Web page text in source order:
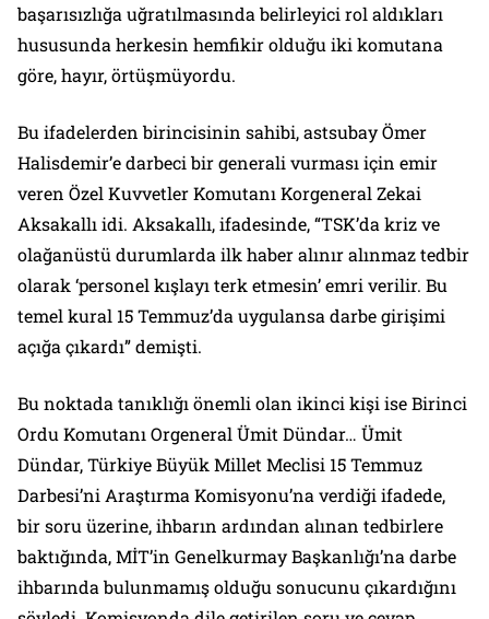
başarısızlığa uğratılmasında belirleyici rol aldıkları
hususunda herkesin hemfikir olduğu iki komutana
göre, hayır, örtüşmüyordu.
Bu ifadelerden birincisinin sahibi, astsubay Ömer
Halisdemir’e darbeci bir generali vurması için emir
veren Özel Kuvvetler Komutanı Korgeneral Zekai
Aksakallı idi. Aksakallı, ifadesinde, “TSK’da kriz ve
olağanüstü durumlarda ilk haber alınır alınmaz tedbir
olarak ‘personel kışlayı terk etmesin’ emri verilir. Bu
temel kural 15 Temmuz’da uygulansa darbe girişimi
açığa çıkardı” demişti.
Bu noktada tanıklığı önemli olan ikinci kişi ise Birinci
Ordu Komutanı Orgeneral Ümit Dündar… Ümit
Dündar, Türkiye Büyük Millet Meclisi 15 Temmuz
Darbesi’ni Araştırma Komisyonu’na verdiği ifadede,
bir soru üzerine, ihbarın ardından alınan tedbirlere
baktığında, MİT’in Genelkurmay Başkanlığı’na darbe
ihbarında bulunmamış olduğu sonucunu çıkardığını